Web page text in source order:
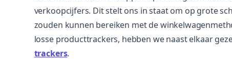
verkoopcijfers. Dit stelt ons in staat om op grote
zouden kunnen bereiken met de
losse producttrackers, hebben we naast elkaar
trackers.